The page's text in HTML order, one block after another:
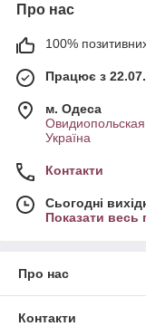
Про нас
100% позитивних
Працює з
м. Одеса
Україна
Контакти
Сьогодні
Показати весь
Про нас
Контакти